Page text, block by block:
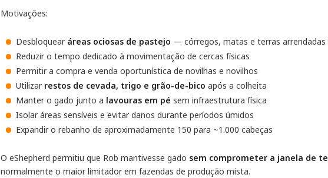
Motivações:
Desbloquear áreas ociosas de pastejo — córregos, matas e terras arrendadas
Reduzir o tempo dedicado à movimentação de cercas físicas
Permitir a compra e venda oportunística de novilhas e novilhos
Utilizar restos de cevada, trigo e grão-de-bico após a colheita
Manter o gado junto a lavouras em pé sem infraestrutura física
Isolar áreas sensíveis e evitar danos durante períodos úmidos
Expandir o rebanho de aproximadamente 150 para ~1.000 cabeças
O eShepherd permitiu que Rob mantivesse gado sem comprometer a janela de
normalmente o maior limitador em fazendas de produção mista.